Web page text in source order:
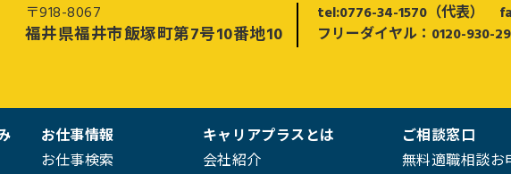
〒918-8067
福井県福井市飯塚町第7号10番地10
tel:0776-34-1570（代表）
フリーダイヤル：0120-930-
お仕事情報
お仕事検索
キャリアプラスとは
会社紹介
ご相談窓口
無料適職相談お